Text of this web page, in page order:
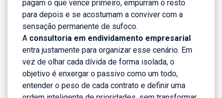
pagam o que vence primeiro, empurram o resto
para depois e se acostumam a conviver com a
sensação permanente de sufoco.
A consultoria em endividamento empresarial
entra justamente para organizar esse cenário. Em
vez de olhar cada dívida de forma isolada, o
objetivo é enxergar o passivo como um todo,
entender o peso de cada contrato e definir uma